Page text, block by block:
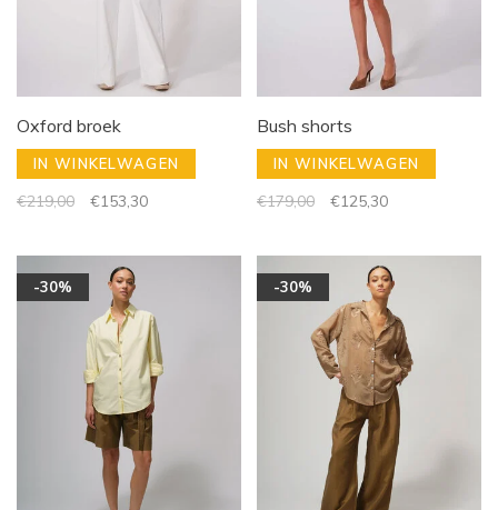
Oxford broek
IN WINKELWAGEN
€219,00 €153,30
Bush shorts
IN WINKELWAGEN
€179,00 €125,30
-30% -30%